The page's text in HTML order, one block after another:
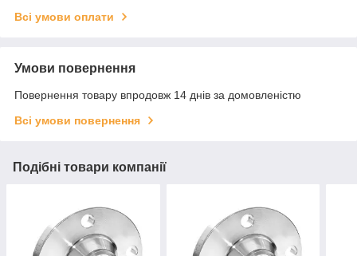
Всі умови оплати
Умови повернення
Повернення товару впродовж 14 днів за домовленістю
Всі умови повернення
Подібні товари компанії